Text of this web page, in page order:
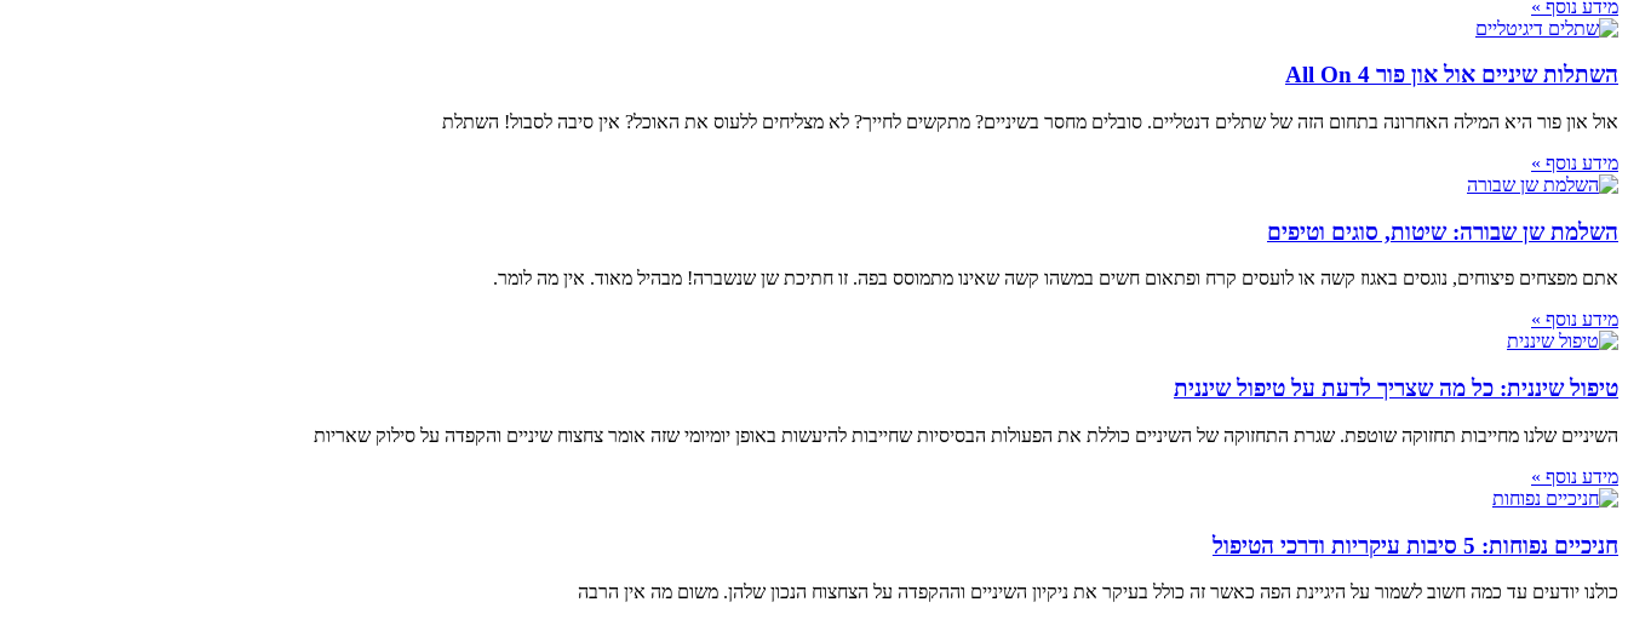
מידע נוסף »
השתלות שיניים אול און פור All On 4
אול און פור היא המילה האחרונה בתחום הזה של שתלים דנטליים. סובלים מחסר בשיניים? מתקשים לחייך? לא מצליחים ללעוס את האוכל? אין סיבה לסבול! השתלת
מידע נוסף »
השלמת שן שבורה: שיטות, סוגים וטיפים
אתם מפצחים פיצוחים, נוגסים באגוז קשה או לועסים קרח ופתאום חשים במשהו קשה שאינו מתמוסס בפה. זו חתיכת שן שנשברה! מבהיל מאוד. אין מה לומר.
מידע נוסף »
טיפול שיננית: כל מה שצריך לדעת על טיפול שיננית
השיניים שלנו מחייבות תחזוקה שוטפת. שגרת התחזוקה של השיניים כוללת את הפעולות הבסיסיות שחייבות להיעשות באופן יומיומי שזה אומר צחצוח שיניים והקפדה על סילוק שאריות
מידע נוסף »
חניכיים נפוחות: 5 סיבות עיקריות ודרכי הטיפול
כולנו יודעים עד כמה חשוב לשמור על היגיינת הפה כאשר זה כולל בעיקר את ניקיון השיניים וההקפדה על הצחצוח הנכון שלהן. משום מה אין הרבה